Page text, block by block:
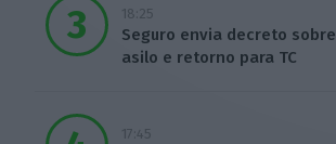
18:25
Seguro envia decreto sobre
asilo e retorno para TC
17:45